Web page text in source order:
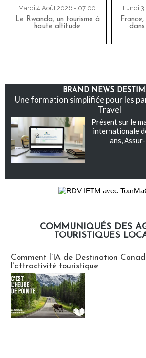
Mardi 4 Août 2026 - 07:00
Le Rwanda, un tourisme à
haute altitude
Lundi
BRAND NEWS
Une formation simplifiée pour les
Travel
Présent sur le
internationale
ans,
COMMUNIQUÉS DES
TOURISTIQUES
Comment l’IA de Destination
l’attractivité touristique